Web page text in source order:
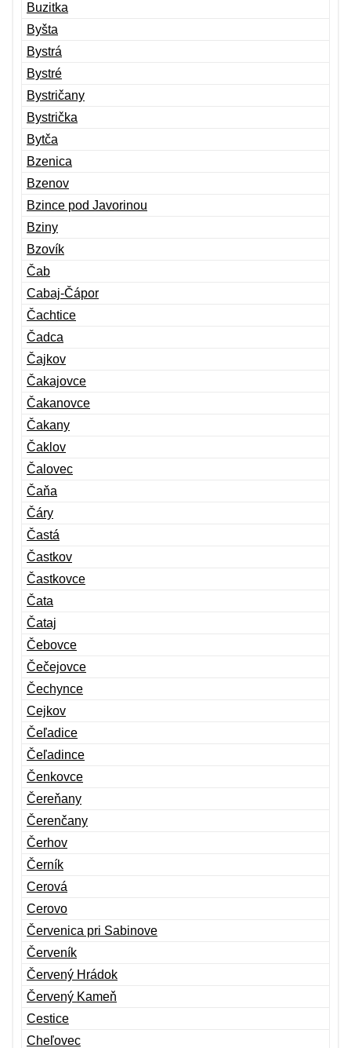
Buzitka
Byšta
Bystrá
Bystré
Bystričany
Bystrička
Bytča
Bzenica
Bzenov
Bzince pod Javorinou
Bziny
Bzovík
Čab
Cabaj-Čápor
Čachtice
Čadca
Čajkov
Čakajovce
Čakanovce
Čakany
Čaklov
Čalovec
Čaňa
Čáry
Častá
Častkov
Častkovce
Čata
Čataj
Čebovce
Čečejovce
Čechynce
Cejkov
Čeľadice
Čeľadince
Čenkovce
Čereňany
Čerenčany
Čerhov
Černík
Cerová
Cerovo
Červenica pri Sabinove
Červeník
Červený Hrádok
Červený Kameň
Cestice
Cheľovec